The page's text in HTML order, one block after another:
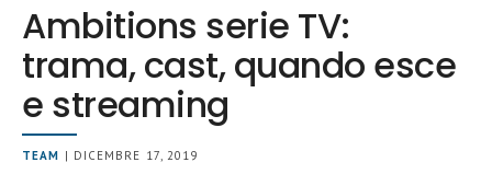
Ambitions serie TV:
trama, cast, quando esce
e streaming
TEAM | DICEMBRE 17, 2019